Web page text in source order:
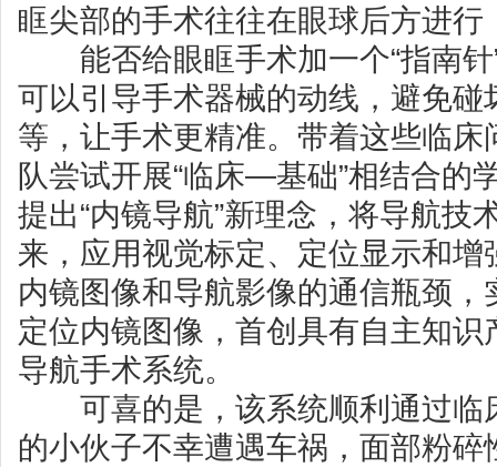
眶尖部的手术往往在眼球后方进行
能否给眼眶手术加一个“指南针”
可以引导手术器械的动线，避免碰
等，让手术更精准。带着这些临
队尝试开展“临床—基础”相结合的
提出“内镜导航”新理念，将导航技
来，应用视觉标定、定位显示和
内镜图像和导航影像的通信瓶颈
定位内镜图像，首创具有自主知
导航手术系统。
可喜的是，该系统顺利通过临
的小伙子不幸遭遇车祸，面部粉